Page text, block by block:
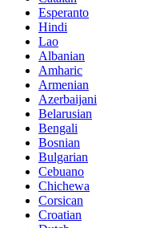
Esperanto
Hindi
Lao
Albanian
Amharic
Armenian
Azerbaijani
Belarusian
Bengali
Bosnian
Bulgarian
Cebuano
Chichewa
Corsican
Croatian